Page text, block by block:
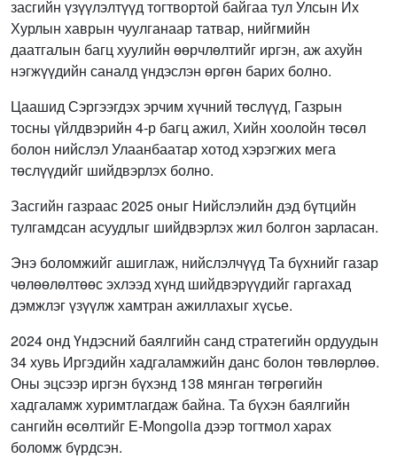
засгийн үзүүлэлтүүд тогтвортой байгаа тул Улсын Их
Хурлын хаврын чуулганаар татвар, нийгмийн
даатгалын багц хуулийн өөрчлөлтийг иргэн, аж ахуйн
нэгжүүдийн саналд үндэслэн өргөн барих болно.
Цаашид Сэргээгдэх эрчим хүчний төслүүд, Газрын
тосны үйлдвэрийн 4-р багц ажил, Хийн хоолойн төсөл
болон нийслэл Улаанбаатар хотод хэрэгжих мега
төслүүдийг шийдвэрлэх болно.
Засгийн газраас 2025 оныг Нийслэлийн дэд бүтцийн
тулгамдсан асуудлыг шийдвэрлэх жил болгон зарласан.
Энэ боломжийг ашиглаж, нийслэлчүүд Та бүхнийг газар
чөлөөлөлтөөс эхлээд хүнд шийдвэрүүдийг гаргахад
дэмжлэг үзүүлж хамтран ажиллахыг хүсье.
2024 онд Үндэсний баялгийн санд стратегийн ордуудын
34 хувь Иргэдийн хадгаламжийн данс болон төвлөрлөө.
Оны эцсээр иргэн бүхэнд 138 мянган төгрөгийн
хадгаламж хуримтлагдаж байна. Та бүхэн баялгийн
сангийн өсөлтийг Е-Mongolia дээр тогтмол харах
боломж бүрдсэн.